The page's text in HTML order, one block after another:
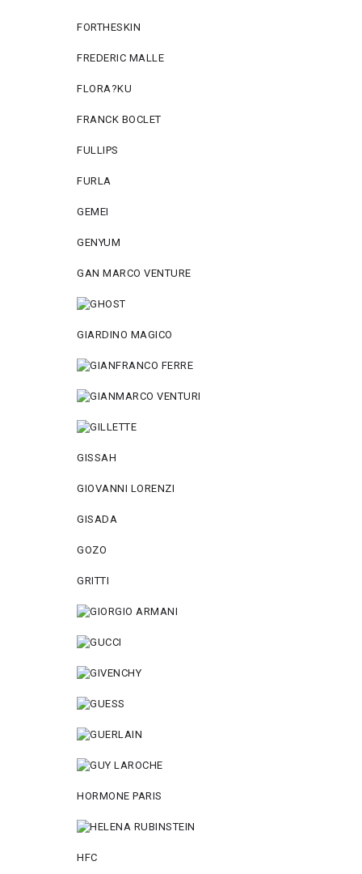
FORTHESKIN
FREDERIC MALLE
FLORA?KU
FRANCK BOCLET
FULLIPS
FURLA
GEMEI
GENYUM
GAN MARCO VENTURE
GIARDINO MAGICO
GISSAH
GIOVANNI LORENZI
GISADA
GOZO
GRITTI
HORMONE PARIS
HFC